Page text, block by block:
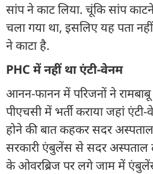
सांप ने काट लिया. चूंकि सांप
चला गया था, इसलिए यह पता
ने काटा है.
PHC में नहीं था एंटी-वेनम
आनन-फानन में परिजनों ने रामबाबू
पीएचसी में भर्ती कराया जहां
होने की बात कहकर सदर
सरकारी एंबुलेंस से सदर अस्पताल
के ओवरब्रिज पर लगे जाम में